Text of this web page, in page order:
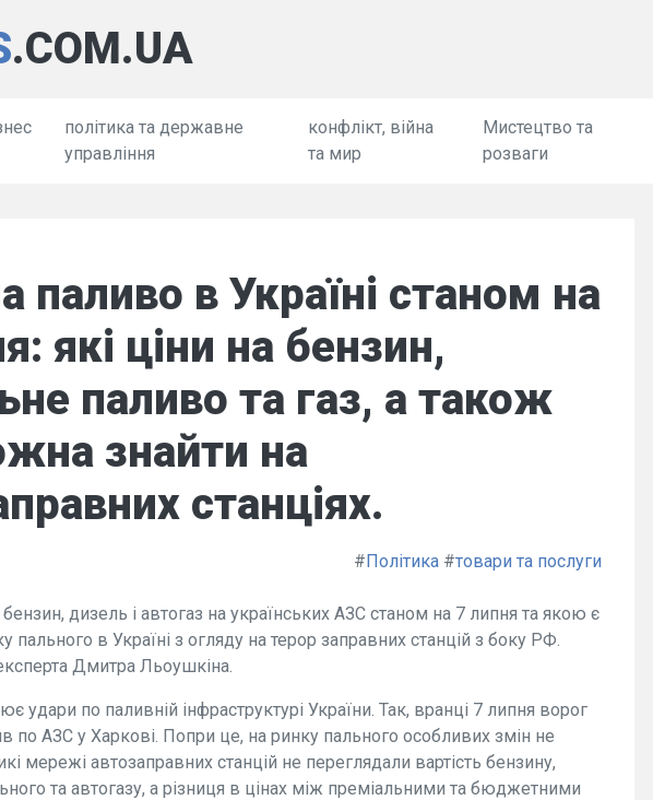
.COM.UA
політика та державне
управління
конфлікт, війна
та мир
Мистецтво та
розваги
паливо в Україні станом на
які ціни на бензин,
паливо та газ, а також
знайти на
станціях.
#Політика #товари та послуги
дизель і автогаз на українських АЗС станом на 7 липня та якою є
пального в Україні з огляду на терор заправних станцій з боку РФ.
Дмитра Льоушкіна.
удари по паливній інфраструктурі України. Так, вранці 7 липня ворог
по АЗС у Харкові. Попри це, на ринку пального особливих змін не
мережі автозаправних станцій не переглядали вартість бензину,
та автогазу, а різниця в цінах між преміальними та бюджетними